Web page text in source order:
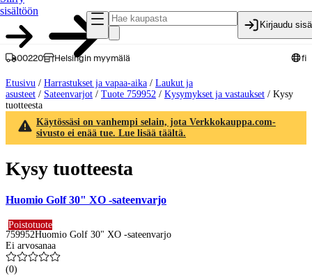
sisältöön
Kirjaudu
00220 Helsingin myymälä fi
Etusivu / Harrastukset ja vapaa-aika / Laukut ja
asusteet / Sateenvarjot / Tuote 759952 / Kysymykset ja vastaukset / Kysy
tuotteesta
Käytössäsi on vanhempi selain, jota Verkkokauppa.com-
sivusto ei enää tue. Lue lisää täältä.
Kysy tuotteesta
Huomio Golf 30" XO -sateenvarjo
Poistotuote
759952Huomio Golf 30" XO -sateenvarjo
Ei arvosanaa
(0)